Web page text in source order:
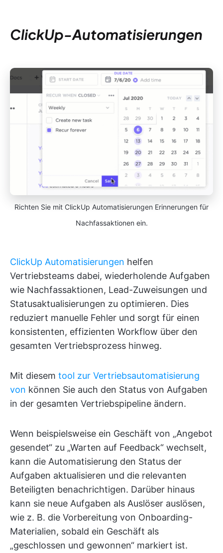
ClickUp-Automatisierungen
Richten Sie mit ClickUp Automatisierungen Erinnerungen für
Nachfassaktionen ein.
ClickUp Automatisierungen helfen
Vertriebsteams dabei, wiederholende Aufgaben
wie Nachfassaktionen, Lead-Zuweisungen und
Statusaktualisierungen zu optimieren. Dies
reduziert manuelle Fehler und sorgt für einen
konsistenten, effizienten Workflow über den
gesamten Vertriebsprozess hinweg.
Mit diesem tool zur Vertriebsautomatisierung
von können Sie auch den Status von Aufgaben
in der gesamten Vertriebspipeline ändern.
Wenn beispielsweise ein Geschäft von „Angebot
gesendet“ zu „Warten auf Feedback“ wechselt,
kann die Automatisierung den Status der
Aufgaben aktualisieren und die relevanten
Beteiligten benachrichtigen. Darüber hinaus
kann sie neue Aufgaben als Auslöser auslösen,
wie z. B. die Vorbereitung von Onboarding-
Materialien, sobald ein Geschäft als
„geschlossen und gewonnen“ markiert ist.